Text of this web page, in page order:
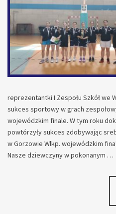
reprezentantki I Zespołu Szkół we
sukces sportowy w grach
wojewódzkim finale. W tym roku
powtórzyły sukces zdobywając
w Gorzowie Wlkp. wojewódzkim
Nasze dziewczyny w pokonanym …